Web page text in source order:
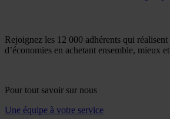
Rejoignez les 12 000 adhérents qui
d’économies en achetant ensemble, mieux
Pour tout savoir sur nous
Une équipe à votre service